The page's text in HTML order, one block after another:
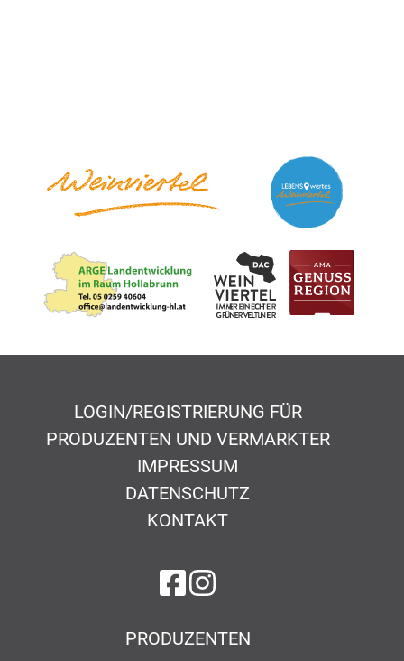
LOGIN/REGISTRIERUNG FÜR
PRODUZENTEN UND VERMARKTER
IMPRESSUM
DATENSCHUTZ
KONTAKT
auf Facebook
auf Instagram
PRODUZENTEN